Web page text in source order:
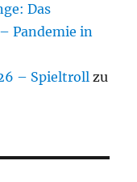
Das
Pandemie in
– Spieltrollzu